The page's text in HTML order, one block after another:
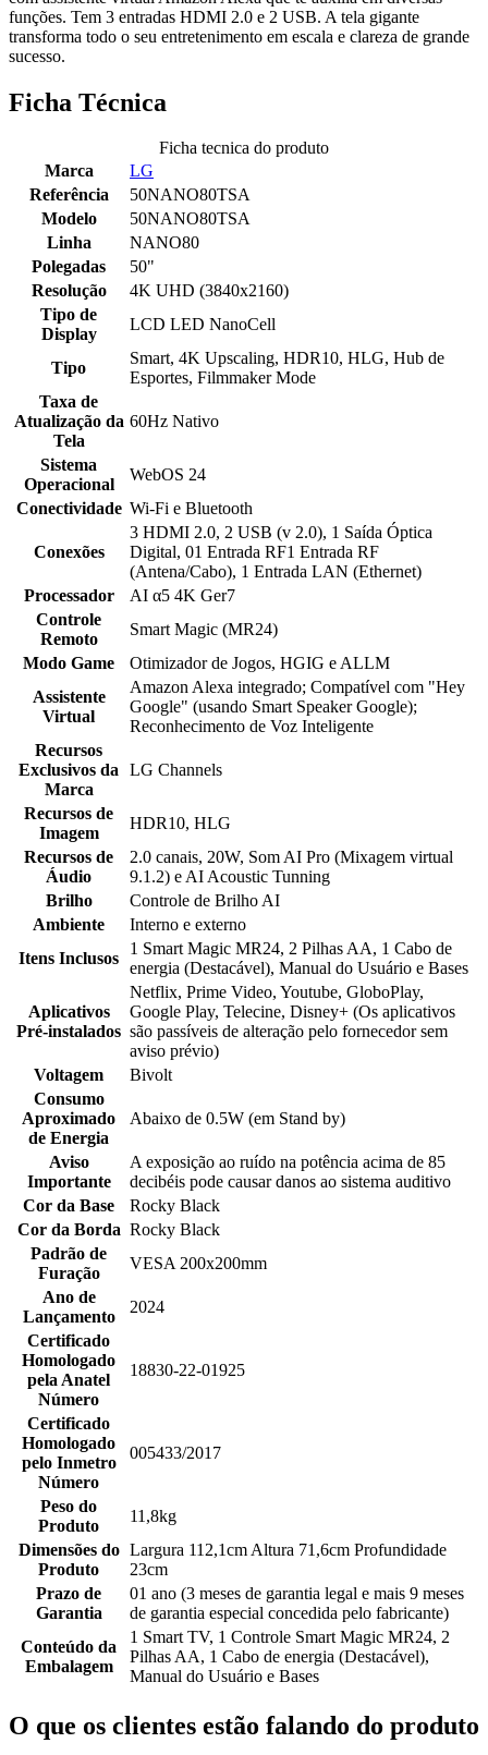
funções. Tem 3 entradas HDMI 2.0 e 2 USB. A tela gigante
transforma todo o seu entretenimento em escala e clareza de grande
sucesso.
Ficha Técnica
Ficha tecnica do produto
Marca
LG
Referência
50NANO80TSA
Modelo
50NANO80TSA
Linha
NANO80
Polegadas
50"
Resolução
4K UHD (3840x2160)
Tipo de
Display
LCD LED NanoCell
Tipo
Smart, 4K Upscaling, HDR10, HLG, Hub de
Esportes, Filmmaker Mode
Taxa de
Atualização da
Tela
60Hz Nativo
Sistema
Operacional
WebOS 24
Conectividade Wi-Fi e Bluetooth
Conexões
3 HDMI 2.0, 2 USB (v 2.0), 1 Saída Óptica
Digital, 01 Entrada RF1 Entrada RF
(Antena/Cabo), 1 Entrada LAN (Ethernet)
Processador
AI α5 4K Ger7
Controle
Remoto
Smart Magic (MR24)
Modo Game
Otimizador de Jogos, HGIG e ALLM
Assistente
Virtual
Amazon Alexa integrado; Compatível com "Hey
Google" (usando Smart Speaker Google);
Reconhecimento de Voz Inteligente
Recursos
Exclusivos da
Marca
LG Channels
Recursos de
Imagem
HDR10, HLG
Recursos de
Áudio
2.0 canais, 20W, Som AI Pro (Mixagem virtual
9.1.2) e AI Acoustic Tunning
Brilho
Controle de Brilho AI
Ambiente
Interno e externo
Itens Inclusos
1 Smart Magic MR24, 2 Pilhas AA, 1 Cabo de
energia (Destacável), Manual do Usuário e Bases
Aplicativos
Pré-instalados
Netflix, Prime Video, Youtube, GloboPlay,
Google Play, Telecine, Disney+ (Os aplicativos
são passíveis de alteração pelo fornecedor sem
aviso prévio)
Voltagem
Bivolt
Consumo
Aproximado
de Energia
Abaixo de 0.5W (em Stand by)
Aviso
Importante
A exposição ao ruído na potência acima de 85
decibéis pode causar danos ao sistema auditivo
Cor da Base
Rocky Black
Cor da Borda Rocky Black
Padrão de
Furação
VESA 200x200mm
Ano de
Lançamento
2024
Certificado
Homologado
pela Anatel
Número
18830-22-01925
Certificado
Homologado
pelo Inmetro
Número
005433/2017
Peso do
Produto
11,8kg
Dimensões do
Produto
Largura 112,1cm Altura 71,6cm Profundidade
23cm
Prazo de
Garantia
01 ano (3 meses de garantia legal e mais 9 meses
de garantia especial concedida pelo fabricante)
Conteúdo da
Embalagem
1 Smart TV, 1 Controle Smart Magic MR24, 2
Pilhas AA, 1 Cabo de energia (Destacável),
Manual do Usuário e Bases
O que os clientes estão falando do produto